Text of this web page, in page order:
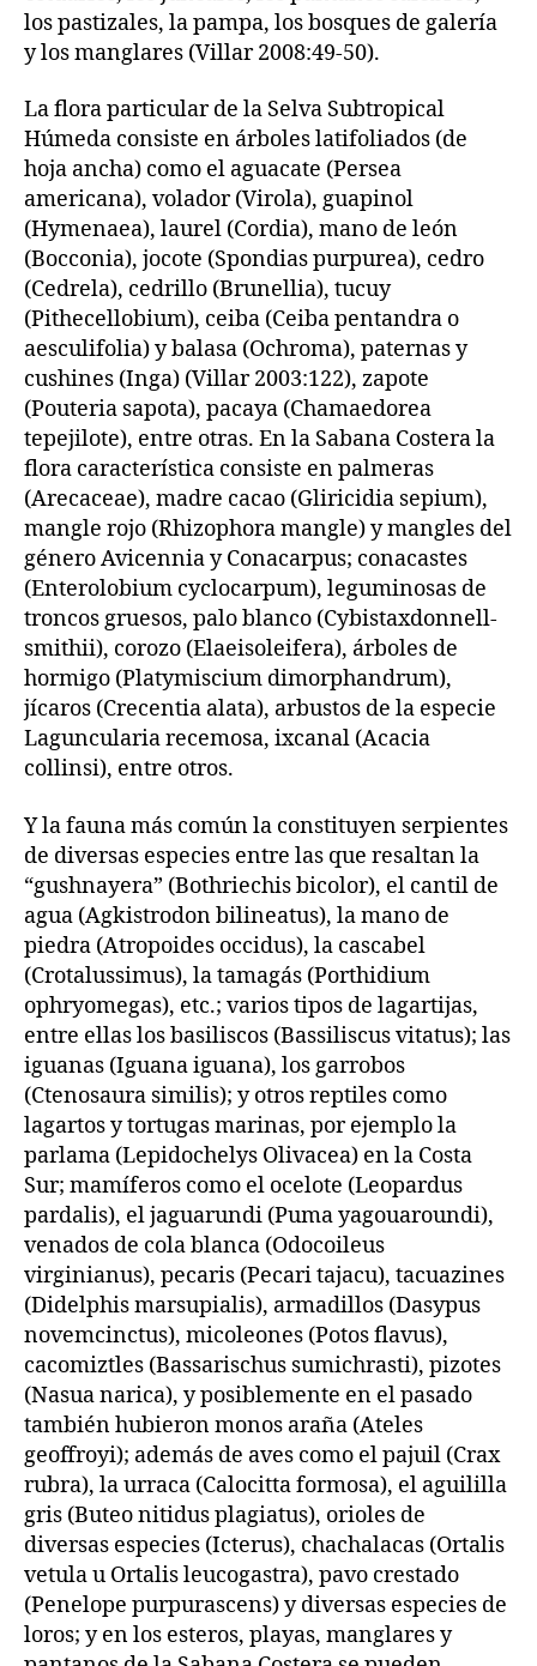
los pastizales, la pampa, los bosques de galería
y los manglares (Villar 2008:49-50).
La flora particular de la Selva Subtropical
Húmeda consiste en árboles latifoliados (de
hoja ancha) como el aguacate (Persea
americana), volador (Virola), guapinol
(Hymenaea), laurel (Cordia), mano de león
(Bocconia), jocote (Spondias purpurea), cedro
(Cedrela), cedrillo (Brunellia), tucuy
(Pithecellobium), ceiba (Ceiba pentandra o
aesculifolia) y balasa (Ochroma), paternas y
cushines (Inga) (Villar 2003:122), zapote
(Pouteria sapota), pacaya (Chamaedorea
tepejilote), entre otras. En la Sabana Costera la
flora característica consiste en palmeras
(Arecaceae), madre cacao (Gliricidia sepium),
mangle rojo (Rhizophora mangle) y mangles del
género Avicennia y Conacarpus; conacastes
(Enterolobium cyclocarpum), leguminosas de
troncos gruesos, palo blanco (Cybistaxdonnell-
smithii), corozo (Elaeisoleifera), árboles de
hormigo (Platymiscium dimorphandrum),
jícaros (Crecentia alata), arbustos de la especie
Laguncularia recemosa, ixcanal (Acacia
collinsi), entre otros.
Y la fauna más común la constituyen serpientes
de diversas especies entre las que resaltan la
“gushnayera” (Bothriechis bicolor), el cantil de
agua (Agkistrodon bilineatus), la mano de
piedra (Atropoides occidus), la cascabel
(Crotalussimus), la tamagás (Porthidium
ophryomegas), etc.; varios tipos de lagartijas,
entre ellas los basiliscos (Bassiliscus vitatus); las
iguanas (Iguana iguana), los garrobos
(Ctenosaura similis); y otros reptiles como
lagartos y tortugas marinas, por ejemplo la
parlama (Lepidochelys Olivacea) en la Costa
Sur; mamíferos como el ocelote (Leopardus
pardalis), el jaguarundi (Puma yagouaroundi),
venados de cola blanca (Odocoileus
virginianus), pecaris (Pecari tajacu), tacuazines
(Didelphis marsupialis), armadillos (Dasypus
novemcinctus), micoleones (Potos flavus),
cacomiztles (Bassarischus sumichrasti), pizotes
(Nasua narica), y posiblemente en el pasado
también hubieron monos araña (Ateles
geoffroyi); además de aves como el pajuil (Crax
rubra), la urraca (Calocitta formosa), el aguililla
gris (Buteo nitidus plagiatus), orioles de
diversas especies (Icterus), chachalacas (Ortalis
vetula u Ortalis leucogastra), pavo crestado
(Penelope purpurascens) y diversas especies de
loros; y en los esteros, playas, manglares y